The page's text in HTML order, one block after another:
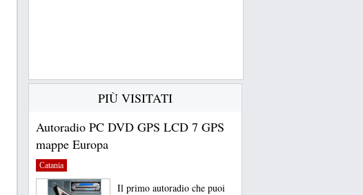
PIÙ VISITATI
Autoradio PC DVD GPS LCD 7 GPS
mappe Europa
Catania
Il primo autoradio che puoi